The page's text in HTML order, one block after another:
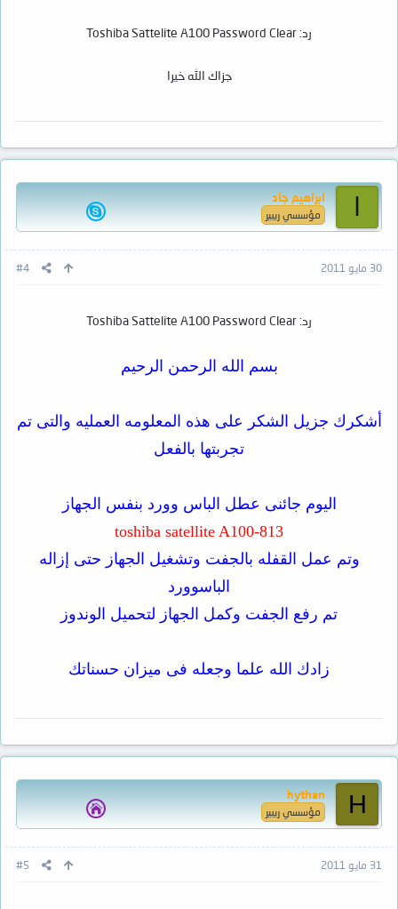
رد: Toshiba Sattelite A100 Password Clear
جزاك الله خيرا
ابراهيم جاد
مؤسسي ريبير
30 مايو 2011 #4
رد: Toshiba Sattelite A100 Password Clear
بسم الله الرحمن الرحيم
أشكرك جزيل الشكر على هذه المعلومه العمليه والتى تم
تجربتها بالفعل
اليوم جائنى عطل الباس وورد بنفس الجهاز
toshiba satellite A100-813
وتم عمل القفله بالجفت وتشغيل الجهاز حتى إزاله
الباسوورد
تم رفع الجفت وكمل الجهاز لتحميل الوندوز
زادك الله علما وجعله فى ميزان حسناتك
H
hythan
مؤسسي ريبير
31 مايو 2011 #5